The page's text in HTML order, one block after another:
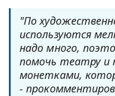
"По
используются
надо много,
помочь театру и
монетками,
-